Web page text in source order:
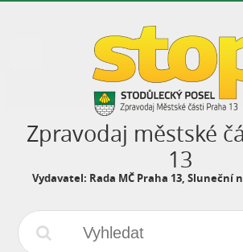
Zpravodaj městské
13
Vydavatel: Rada MČ Praha 13, Sluneční